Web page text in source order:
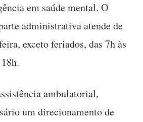
em saúde mental. O
administrativa atende de
exceto feriados, das 7h às
ambulatorial,
um direcionamento de